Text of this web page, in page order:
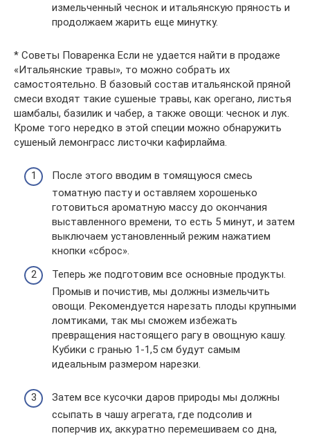
измельченный чеснок и итальянскую пряность и
продолжаем жарить еще минутку.
* Советы Поваренка Если не удается найти в продаже
«Итальянские травы», то можно собрать их
самостоятельно. В базовый состав итальянской пряной
смеси входят такие сушеные травы, как орегано, листья
шамбалы, базилик и чабер, а также овощи: чеснок и лук.
Кроме того нередко в этой специи можно обнаружить
сушеный лемонграсс листочки кафирлайма.
После этого вводим в томящуюся смесь
томатную пасту и оставляем хорошенько
готовиться ароматную массу до окончания
выставленного времени, то есть 5 минут, и затем
выключаем установленный режим нажатием
кнопки «сброс».
Теперь же подготовим все основные продукты.
Промыв и почистив, мы должны измельчить
овощи. Рекомендуется нарезать плоды крупными
ломтиками, так мы сможем избежать
превращения настоящего рагу в овощную кашу.
Кубики с гранью 1-1,5 см будут самым
идеальным размером нарезки.
Затем все кусочки даров природы мы должны
ссыпать в чашу агрегата, где подсолив и
поперчив их, аккуратно перемешиваем со дна,